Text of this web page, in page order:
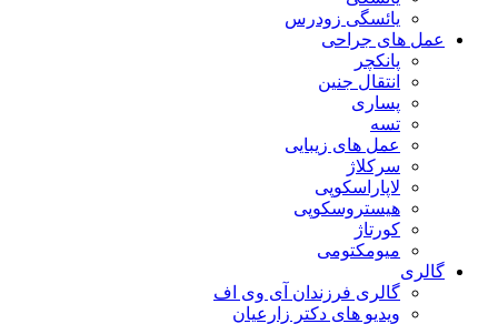
یائسگی زودرس
عمل های جراحی
پانکچر
انتقال جنین
پساری
تسه
عمل های زیبایی
سرکلاژ
لاپاراسکوپی
هیستروسکوپی
کورتاژ
میومکتومی
گالری
گالری فرزندان آی وی اف
ویدیو های دکتر زارعیان